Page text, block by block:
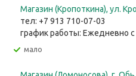
Магазин (Кропоткина), ул.
тел: +7 913 710-07-03
график работы: Ежедневно с
Мало